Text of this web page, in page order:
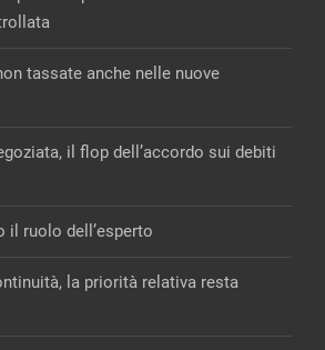
tassate anche nelle nuove
il flop dell’accordo sui debiti
il ruolo dell’esperto
la priorità relativa resta